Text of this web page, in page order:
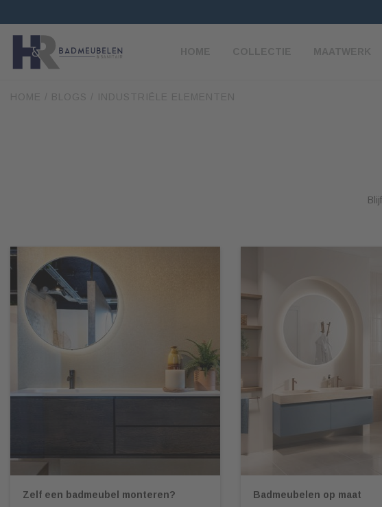
HOME COLLECTIE MAATWERK
HOME BLOGS INDUSTRIËLE ELEMENTEN
Zelf een badmeubel monteren? Badmeubelen op maat